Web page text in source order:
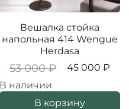
Вешалка стойка
напольная 414 Wengue
Herdasa
53 000 ₽
45 000 ₽
В наличии
В корзину